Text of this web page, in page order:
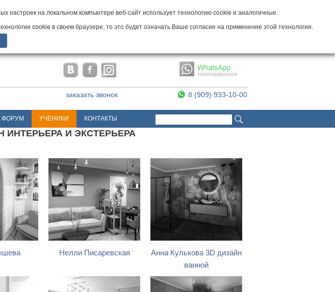
на локальном компьютере веб-сайт использует технологию cookie и аналогичные.
cookie в своем браузере, то это будет означать Ваше согласие на применение этой технологии.
8 (909) 933-10-00
заказать звонок
ФОРУМ УЧЕНИКИ КОНТАКТЫ
ИНТЕРЬЕРА И ЭКСТЕРЬЕРА
Нелли Писаревская
Анна Кулькова 3D дизайн
ванной